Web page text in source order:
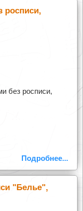
росписи,
без росписи,
Подробнее...
"Белье",